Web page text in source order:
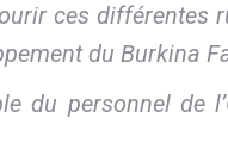
ces différentes
du Burkina
du personnel de